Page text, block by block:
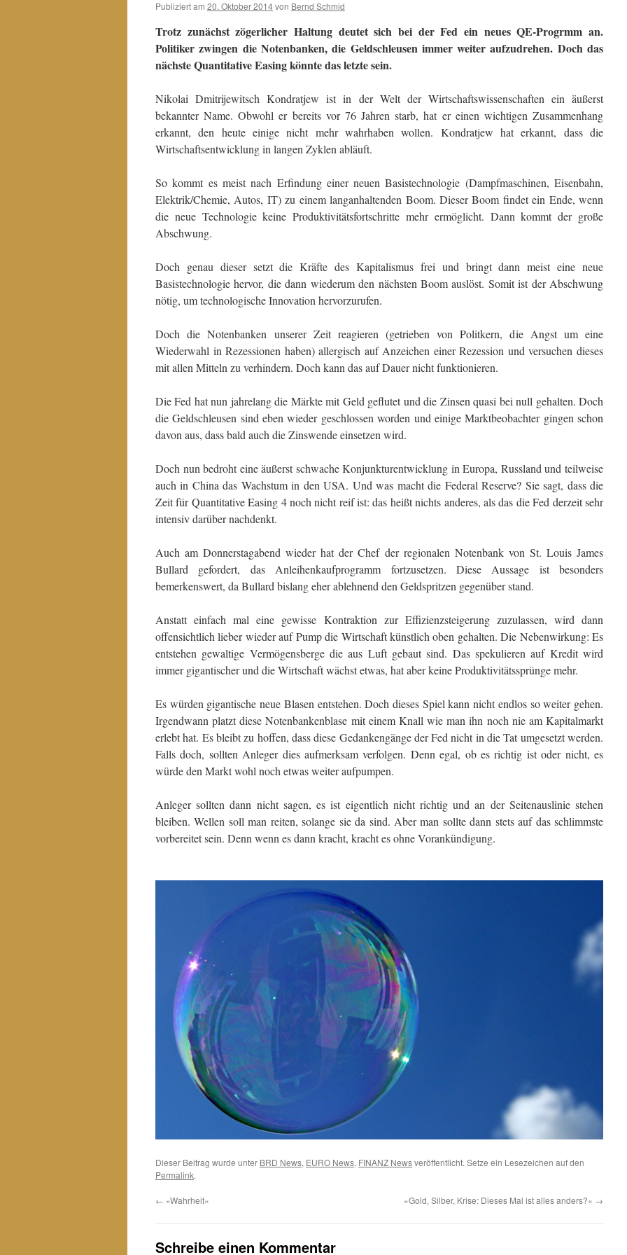
Publiziert am 20. Oktober 2014von Bernd Schmid
Trotz zunächst zögerlicher Haltung deutet sich bei der Fed ein neues QE-Progrmm an.
Politiker zwingen die Notenbanken, die Geldschleusen immer weiter aufzudrehen. Doch das
nächste Quantitative Easing könnte das letzte sein.
Nikolai Dmitrijewitsch Kondratjew ist in der Welt der Wirtschaftswissenschaften ein äußerst
bekannter Name. Obwohl er bereits vor 76 Jahren starb, hat er einen wichtigen Zusammenhang
erkannt, den heute einige nicht mehr wahrhaben wollen. Kondratjew hat erkannt, dass die
Wirtschaftsentwicklung in langen Zyklen abläuft.
So kommt es meist nach Erfindung einer neuen Basistechnologie (Dampfmaschinen, Eisenbahn,
Elektrik/Chemie, Autos, IT) zu einem langanhaltenden Boom. Dieser Boom findet ein Ende, wenn
die neue Technologie keine Produktivitätsfortschritte mehr ermöglicht. Dann kommt der große
Abschwung.
Doch genau dieser setzt die Kräfte des Kapitalismus frei und bringt dann meist eine neue
Basistechnologie hervor, die dann wiederum den nächsten Boom auslöst. Somit ist der Abschwung
nötig, um technologische Innovation hervorzurufen.
Doch die Notenbanken unserer Zeit reagieren (getrieben von Politkern, die Angst um eine
Wiederwahl in Rezessionen haben) allergisch auf Anzeichen einer Rezession und versuchen dieses
mit allen Mitteln zu verhindern. Doch kann das auf Dauer nicht funktionieren.
Die Fed hat nun jahrelang die Märkte mit Geld geflutet und die Zinsen quasi bei null gehalten. Doch
die Geldschleusen sind eben wieder geschlossen worden und einige Marktbeobachter gingen schon
davon aus, dass bald auch die Zinswende einsetzen wird.
Doch nun bedroht eine äußerst schwache Konjunkturentwicklung in Europa, Russland und teilweise
auch in China das Wachstum in den USA. Und was macht die Federal Reserve? Sie sagt, dass die
Zeit für Quantitative Easing 4 noch nicht reif ist: das heißt nichts anderes, als das die Fed derzeit sehr
intensiv darüber nachdenkt.
Auch am Donnerstagabend wieder hat der Chef der regionalen Notenbank von St. Louis James
Bullard gefordert, das Anleihenkaufprogramm fortzusetzen. Diese Aussage ist besonders
bemerkenswert, da Bullard bislang eher ablehnend den Geldspritzen gegenüber stand.
Anstatt einfach mal eine gewisse Kontraktion zur Effizienzsteigerung zuzulassen, wird dann
offensichtlich lieber wieder auf Pump die Wirtschaft künstlich oben gehalten. Die Nebenwirkung: Es
entstehen gewaltige Vermögensberge die aus Luft gebaut sind. Das spekulieren auf Kredit wird
immer gigantischer und die Wirtschaft wächst etwas, hat aber keine Produktivitätssprünge mehr.
Es würden gigantische neue Blasen entstehen. Doch dieses Spiel kann nicht endlos so weiter gehen.
Irgendwann platzt diese Notenbankenblase mit einem Knall wie man ihn noch nie am Kapitalmarkt
erlebt hat. Es bleibt zu hoffen, dass diese Gedankengänge der Fed nicht in die Tat umgesetzt werden.
Falls doch, sollten Anleger dies aufmerksam verfolgen. Denn egal, ob es richtig ist oder nicht, es
würde den Markt wohl noch etwas weiter aufpumpen.
Anleger sollten dann nicht sagen, es ist eigentlich nicht richtig und an der Seitenauslinie stehen
bleiben. Wellen soll man reiten, solange sie da sind. Aber man sollte dann stets auf das schlimmste
vorbereitet sein. Denn wenn es dann kracht, kracht es ohne Vorankündigung.
Dieser Beitrag wurde unter BRD News, EURO News, FINANZ Newsveröffentlicht. Setze ein Lesezeichen auf den
Permalink.
← »Wahrheit« »Gold, Silber, Krise: Dieses Mal ist alles anders?« →
Schreibe einen Kommentar